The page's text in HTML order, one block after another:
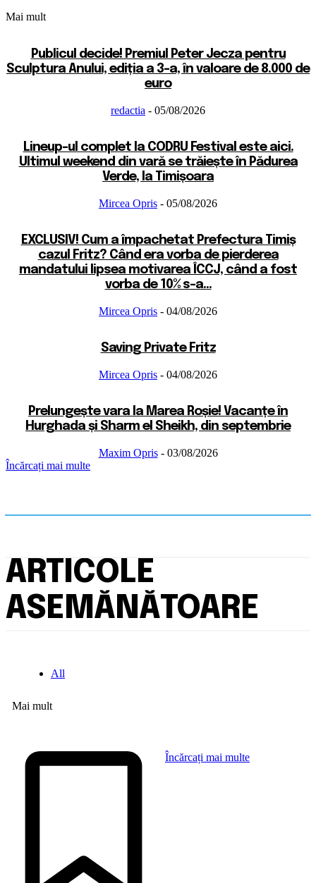
Mai mult
Publicul decide! Premiul Peter Jecza pentru
Sculptura Anului, ediția a 3-a, în valoare de 8.000 de
euro
redactia - 05/08/2026
Lineup-ul complet la CODRU Festival este aici.
Ultimul weekend din vară se trăiește în Pădurea
Verde, la Timișoara
Mircea Opris - 05/08/2026
EXCLUSIV! Cum a împachetat Prefectura Timiș
cazul Fritz? Când era vorba de pierderea
mandatului lipsea motivarea ÎCCJ, când a fost
vorba de 10% s-a...
Mircea Opris - 04/08/2026
Saving Private Fritz
Mircea Opris - 04/08/2026
Prelungește vara la Marea Roșie! Vacanțe în
Hurghada și Sharm el Sheikh, din septembrie
Maxim Opris - 03/08/2026
Încărcați mai multe
ARTICOLE
ASEMĂNĂTOARE
All
Mai mult
Încărcați mai multe